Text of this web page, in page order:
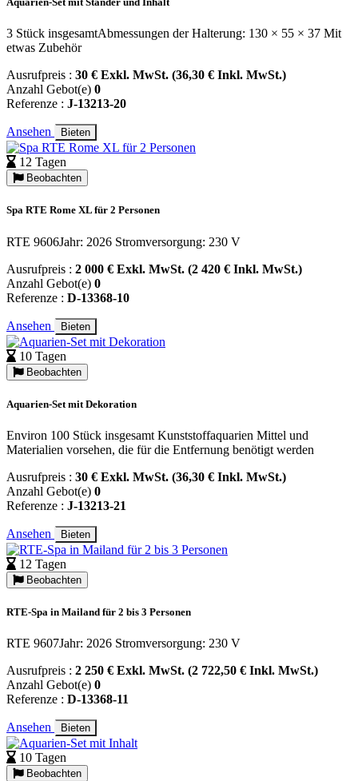
3 Stück insgesamtAbmessungen der Halterung: 130 × 55 × 37 Mit
etwas Zubehör
Ausrufpreis : 30 € Exkl. MwSt. (36,30 € Inkl. MwSt.)
Anzahl Gebot(e) 0
Referenze : J-13213-20
Ansehen Bieten
12 Tagen
Beobachten
Spa RTE Rome XL für 2 Personen
RTE 9606Jahr: 2026 Stromversorgung: 230 V
Ausrufpreis : 2 000 € Exkl. MwSt. (2 420 € Inkl. MwSt.)
Anzahl Gebot(e) 0
Referenze : D-13368-10
Ansehen Bieten
10 Tagen
Beobachten
Aquarien-Set mit Dekoration
Environ 100 Stück insgesamt Kunststoffaquarien Mittel und
Materialien vorsehen, die für die Entfernung benötigt werden
Ausrufpreis : 30 € Exkl. MwSt. (36,30 € Inkl. MwSt.)
Anzahl Gebot(e) 0
Referenze : J-13213-21
Ansehen Bieten
12 Tagen
Beobachten
RTE-Spa in Mailand für 2 bis 3 Personen
RTE 9607Jahr: 2026 Stromversorgung: 230 V
Ausrufpreis : 2 250 € Exkl. MwSt. (2 722,50 € Inkl. MwSt.)
Anzahl Gebot(e) 0
Referenze : D-13368-11
Ansehen Bieten
10 Tagen
Beobachten